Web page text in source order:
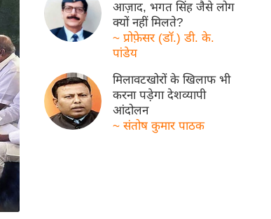
आज़ाद, भगत सिंह जैसे लोग
क्यों नहीं मिलते?
~ प्रोफ़ेसर (डॉ.) डी. के.
पांडेय
मिलावटखोरों के खिलाफ भी
करना पड़ेगा देशव्यापी
आंदोलन
~ संतोष कुमार पाठक